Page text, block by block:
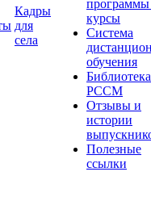
Кадры
для
села
курсы
Система
обучения
Библиотека
РССМ
Отзывы и
истории
Полезные
ссылки